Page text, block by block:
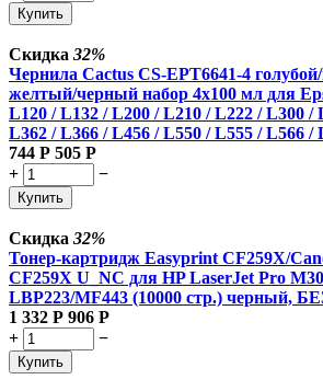
Купить
Скидка 32%
Чернила Cactus CS-EPT6641-4
желтый/черный набор 4x100 мл для
L120 / L132 / L200 / L210 / L222 / L300 /
L362 / L366 / L456 / L550 / L555 / L566 /
744 Р 505 Р
+
−
Купить
Скидка 32%
Тонер-картридж Easyprint CF259X/
CF259X U_NC для HP LaserJet Pro
LBP223/MF443 (10000 стр.) черный,
1 332 Р 906 Р
+
−
Купить